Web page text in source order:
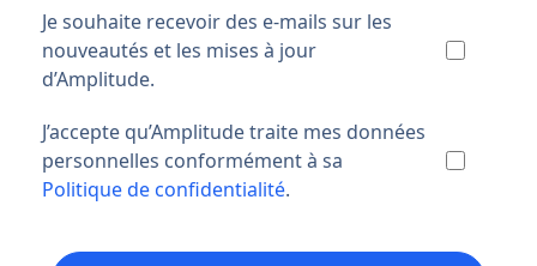
Je souhaite recevoir des e-mails sur les
nouveautés et les mises à jour
d’Amplitude.
J’accepte qu’Amplitude traite mes données
personnelles conformément à sa
Politique de confidentialité.